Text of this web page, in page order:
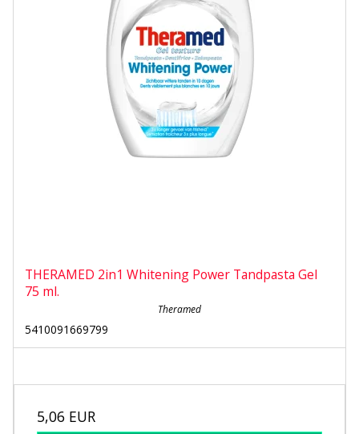
THERAMED 2in1 Whitening Power Tandpasta Gel
75 ml.
Theramed
5410091669799
5,06 EUR